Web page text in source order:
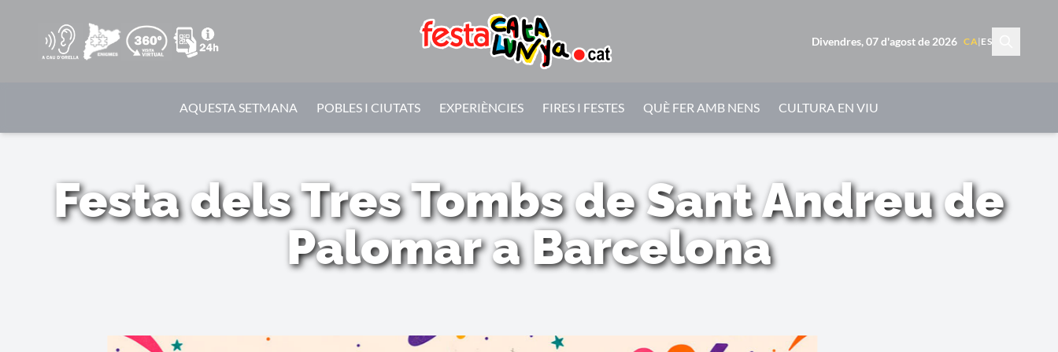
Divendres, 07 d'agost de 2026 CA| ES
AQUESTA SETMANA POBLES I CIUTATS EXPERIÈNCIES FIRES I FESTES QUÈ FER AMB NENS CULTURA EN VIU
Festa dels Tres Tombs de Sant Andreu de
Palomar a Barcelona